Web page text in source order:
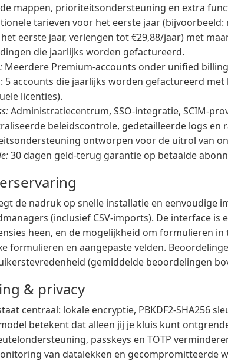
mappen, prioriteitsondersteuning en extra
tarieven voor het eerste jaar
het eerste jaar, verlengen tot €29,88/jaar) met
die jaarlijks worden gefactureerd.
Meerdere Premium-accounts onder unified
5 accounts die jaarlijks worden gefactureerd
licenties).
Administratiecentrum, SSO-integratie, SCIM-
beleidscontrole, gedetailleerde logs en
ontworpen voor de uitrol van
30 dagen geld-terug garantie op betaalde
de nadruk op snelle installatie en eenvoudige
(inclusief CSV-imports). De interface is
heen, en de mogelijkheid om formulieren
formulieren en aangepaste velden.
(gemiddelde beoordelingen
& privacy
centraal: lokale encryptie, PBKDF2-SHA256
betekent dat alleen jij je kluis kunt
passkeys en TOTP
van datalekken en gecompromitteerde